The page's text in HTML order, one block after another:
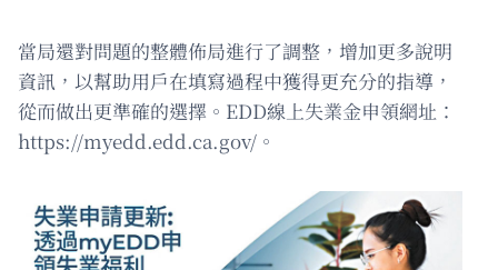
當局還對問題的整體佈局進行了調整，增加更多說明
資訊，以幫助用戶在填寫過程中獲得更充分的指導，
從而做出更準確的選擇。EDD線上失業金申領網址：
https://myedd.edd.ca.gov/。